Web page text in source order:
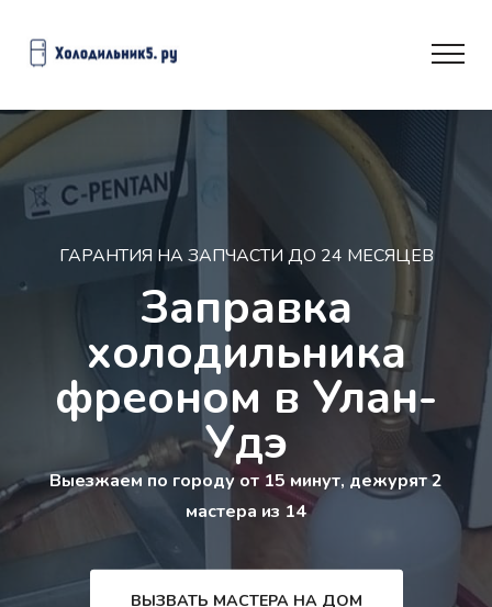
ГАРАНТИЯ НА ЗАПЧАСТИ ДО 24 МЕСЯЦЕВ
Заправка
холодильника
фреоном в Улан-
Удэ
Выезжаем по городу от 15 минут, дежурят 2
мастера из 14
ВЫЗВАТЬ МАСТЕРА НА ДОМ